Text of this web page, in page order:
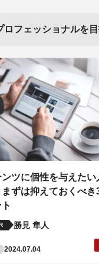
ロフェッショナルを
ンツに個性を与えたい
まずは抑えておくべき
勝見 隼人
2024.07.04